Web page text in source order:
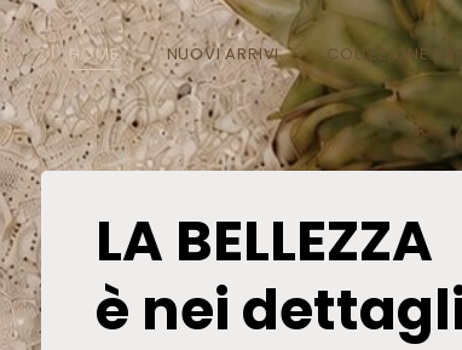
HOME NUOVI ARRIVI COLLEZIONE
LA BELLEZZA
è nei